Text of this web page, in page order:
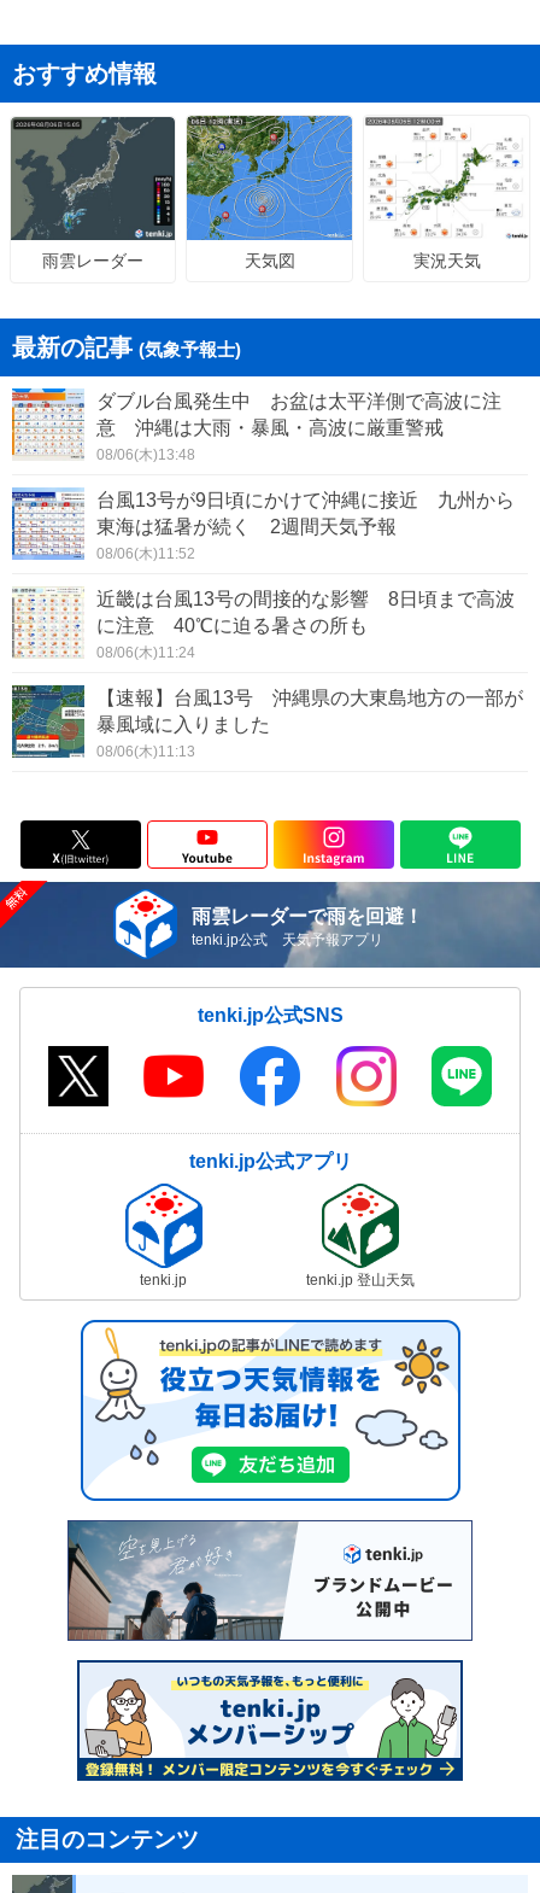
おすすめ情報
雨雲レーダー 天気図 実況天気
最新の記事 (気象予報士)
ダブル台風発生中 お盆は太平洋側で高波に注
意 沖縄は大雨・暴風・高波に厳重警戒
08/06(木)13:48
台風13号が9日頃にかけて沖縄に接近 九州から
東海は猛暑が続く 2週間天気予報
08/06(木)11:52
近畿は台風13号の間接的な影響 8日頃まで高波
に注意 40℃に迫る暑さの所も
08/06(木)11:24
【速報】台風13号 沖縄県の大東島地方の一部が
暴風域に入りました
08/06(木)11:13
雨雲レーダーで雨を回避！
tenki.jp公式 天気予報アプリ
tenki.jp公式SNS
tenki.jp公式アプリ
tenki.jp tenki.jp 登山天気
注目のコンテンツ